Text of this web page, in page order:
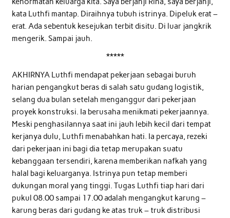
kata Luthfi mantap. Diraihnya tubuh istrinya. Dipeluk erat –
erat. Ada sebentuk kesejukan terbit disitu. Di luar jangkrik
mengerik. Sampai jauh.
*****
AKHIRNYA Luthfi mendapat pekerjaan sebagai buruh
harian pengangkut beras di salah satu gudang logistik,
selang dua bulan setelah menganggur dari pekerjaan
proyek konstruksi. Ia berusaha menikmati pekerjaannya.
Meski penghasilannya saat ini jauh lebih kecil dari tempat
kerjanya dulu, Luthfi menabahkan hati. Ia percaya, rezeki
dari pekerjaan ini bagi dia tetap merupakan suatu
kebanggaan tersendiri, karena memberikan nafkah yang
halal bagi keluarganya. Istrinya pun tetap memberi
dukungan moral yang tinggi. Tugas Luthfi tiap hari dari
pukul 08.00 sampai 17.00 adalah mengangkut karung –
karung beras dari gudang ke atas truk – truk distribusi